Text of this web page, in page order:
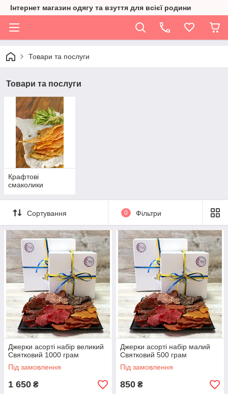
Інтернет магазин одягу та взуття для всієї родини
Товари та послуги
Товари та послуги
Крафтові
смаколики
Сортування 0 Фільтри
Джерки асорті набір великий
Святковий 1000 грам
Під замовлення
1 650 ₴
Джерки асорті набір малий
Святковий 500 грам
Під замовлення
850 ₴